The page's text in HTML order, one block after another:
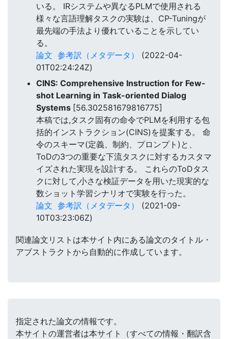
いる。 IRシステムや異なるPLMで使用される
様々な言語理解タスクの実験は、CP-Tuningが
最先端の手法より優れていることを示してい
る。
論文 参考訳（メタデータ）
(2022-04-
01T02:24:24Z)
CINS: Comprehensive Instruction for Few-
shot Learning in Task-oriented Dialog
Systems [56.302581679816775]
本稿では,タスク固有の命令でPLMを利用する包
括的インストラクション(CINS)を提案する。 命
令のスキーマ(定義、制約、プロンプト)と、
ToDの3つの重要な下流タスクに対するカスタマ
イズされた実現を設計する。 これらのToDタス
クに対して,小さな検証データを用いた現実的な
数ショット学習シナリオで実験を行った。
論文 参考訳（メタデータ）
(2021-09-
10T03:23:06Z)
関連論文リストは本サイト内にある論文のタイトル・
アブストラクトから自動的に作成しています。
指定された論文の情報です。
本サイトの運営者は本サイト（すべての情報・翻訳含